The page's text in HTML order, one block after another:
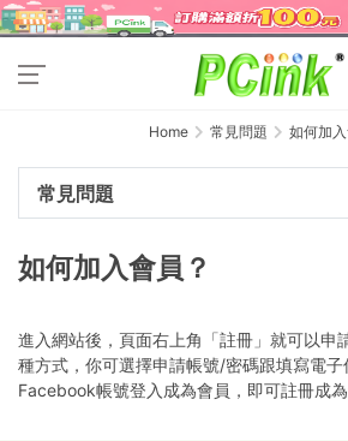
Home 常見問題 如何加
常見問題
如何加入會員？
進入網站後，頁面右上角「註冊」就可以申
種方式，你可選擇申請帳號/密碼跟填寫電
Facebook帳號登入成為會員，即可註冊成為